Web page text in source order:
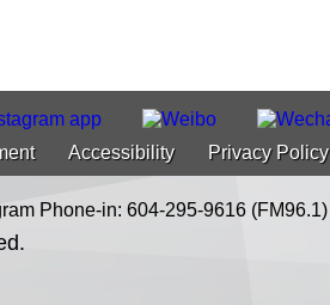
Accessibility Privacy Policy
Phone-in: 604-295-9616 (FM96.1)